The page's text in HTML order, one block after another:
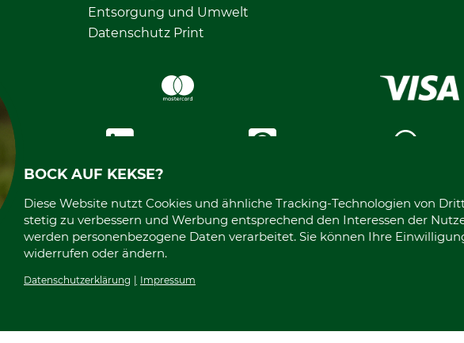
Entsorgung und Umwelt
Datenschutz Print
Instagram
BOCK AUF KEKSE?
Diese Website nutzt Cookies und ähnliche Tracking-Technologien von
stetig zu verbessern und Werbung entsprechend den Interessen der
werden personenbezogene Daten verarbeitet. Sie können Ihre
widerrufen oder ändern.
Datenschutzerklärung Impressum